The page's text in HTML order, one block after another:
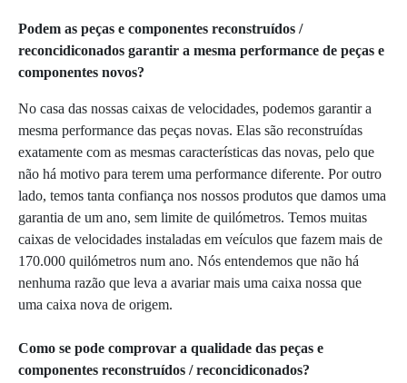
Podem as peças e componentes reconstruídos /
reconcidiconados garantir a mesma performance de peças e
componentes novos?
No casa das nossas caixas de velocidades, podemos garantir a
mesma performance das peças novas. Elas são reconstruídas
exatamente com as mesmas características das novas, pelo que
não há motivo para terem uma performance diferente. Por outro
lado, temos tanta confiança nos nossos produtos que damos uma
garantia de um ano, sem limite de quilómetros. Temos muitas
caixas de velocidades instaladas em veículos que fazem mais de
170.000 quilómetros num ano. Nós entendemos que não há
nenhuma razão que leva a avariar mais uma caixa nossa que
uma caixa nova de origem.
Como se pode comprovar a qualidade das peças e
componentes reconstruídos / reconcidiconados?